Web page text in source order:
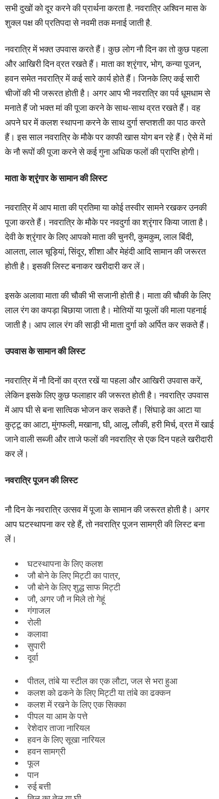
सभी दुखों को दूर करने की प्रार्थना करता है. नवरात्रि अश्विन मास के
शुक्ल पक्ष की प्रतिपदा से नवमी तक मनाई जाती है.
नवरात्रि में भक्त उपवास करते हैं। कुछ लोग नौ दिन का तो कुछ पहला
और आखिरी दिन व्रत रखते हैं। माता का श्रृंगार, भोग, कन्या पूजन,
हवन समेत नवरात्रि में कई सारे कार्य होते हैं। जिनके लिए कई सारी
चीजों की भी जरूरत होती है। अगर आप भी नवरात्रि का पर्व धूमधाम से
मनाते हैं जो भक्त मां की पूजा करने के साथ-साथ व्रत रखते हैं। वह
अपने घर में कलश स्थापना करने के साथ दुर्गा सप्तशती का पाठ करते
हैं। इस साल नवरात्रि के मौके पर काफी खास योग बन रहे हैं। ऐसे में मां
के नौ रूपों की पूजा करने से कई गुना अधिक फलों की प्राप्ति होगी।
माता के श्रृंगार के सामान की लिस्ट
नवरात्रि में आप माता की प्रतिमा या कोई तस्वीर सामने रखकर उनकी
पूजा करते हैं। नवरात्रि के मौके पर नवदुर्गा का श्रृंगार किया जाता है।
देवी के श्रृंगार के लिए आपको माता की चुनरी, कुमकुम, लाल बिंदी,
आलता, लाल चूड़ियां, सिंदूर, शीशा और मेहंदी आदि सामान की जरूरत
होती है। इसकी लिस्ट बनाकर खरीदारी कर लें।
इसके अलावा माता की चौकी भी सजानी होती है। माता की चौकी के लिए
लाल रंग का कपड़ा बिछाया जाता है। मोतियों या फूलों की माला पहनाई
जाती है। आप लाल रंग की साड़ी भी माता दुर्गा को अर्पित कर सकते हैं।
उपवास के सामान की लिस्ट
नवरात्रि में नौ दिनों का व्रत रखें या पहला और आखिरी उपवास करें,
लेकिन इसके लिए कुछ फलाहार की जरूरत होती है। नवरात्रि उपवास
में आप घी से बना सात्विक भोजन कर सकते हैं। सिंघाड़े का आटा या
कुट्टू का आटा, मुंगफली, मखाना, घी, आलू, लौकी, हरी मिर्च, व्रत में खाई
जाने वाली सब्जी और ताजे फलों की नवरात्रि से एक दिन पहले खरीदारी
कर लें।
नवरात्रि पूजन की लिस्ट
नौ दिन के नवरात्रि उत्सव में पूजा के सामान की जरूरत होती है। अगर
आप घटस्थापना कर रहे हैं, तो नवरात्रि पूजन सामग्री की लिस्ट बना
लें।
घटस्थापना के लिए कलश
जौ बोने के लिए मिट्टी का पात्र,
जौ बोने के लिए शुद्ध साफ मिट्टी
जौ, अगर जौ न मिले तो गेहूं
गंगाजल
रोली
कलावा
सुपारी
दूर्वा
पीतल, तांबे या स्टील का एक लौटा, जल से भरा हुआ
कलश को ढकने के लिए मिट्टी या तांबे का ढक्कन
कलश में रखने के लिए एक सिक्का
पीपल या आम के पत्ते
रेशेदार ताजा नारियल
हवन के लिए सूखा नारियल
हवन सामग्री
फूल
पान
रुई बत्ती